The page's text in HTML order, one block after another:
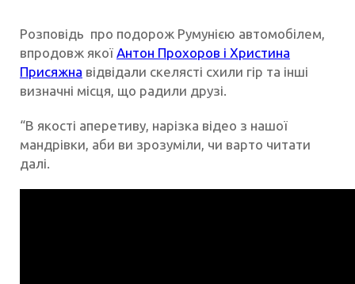
Розповідь про подорож Румунією автомобілем,
впродовж якої Антон Прохоров і Христина
Присяжна відвідали скелясті схили гір та інші
визначні місця, що радили друзі.
“В якості аперетиву, нарізка відео з нашої
мандрівки, аби ви зрозуміли, чи варто читати
далі.